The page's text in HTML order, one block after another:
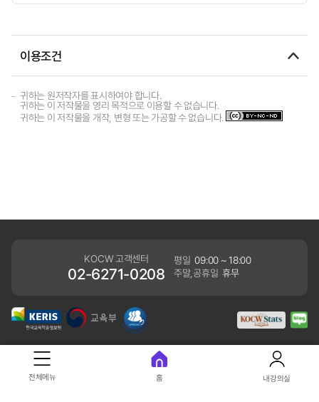
이용조건
귀하는 원저작자를 표시하여야 합니다.
귀하는 이 저작물을 영리 목적으로 이용할 수 없습니다.
귀하는 이 저작물을 개작, 변형 또는 가공할 수 없습니다.
KOCW 고객센터
02-6271-0208
평일 09:00 ~ 18:00
주말,공휴일 휴무
개인정보처리방침
41061 대구광역시 동구 동내로 64 (동내동 1119) 우)41061
전체메뉴 홈 내강의실